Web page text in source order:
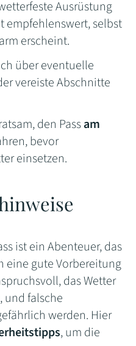
Ausrüstung
empfehlenswert, selbst
erscheint.
über eventuelle
vereiste Abschnitte
den Passam
bevor
einsetzen.
ist ein Abenteuer, das
eine gute Vorbereitung
das Wetter
und falsche
werden. Hier
, um die